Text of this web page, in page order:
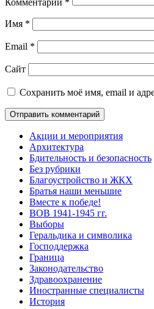
Комментарий *
Имя *
Email *
Сайт
Сохранить моё имя, email и
Акции и мероприятия
Архитектура
Бдительность и безопасность
Без рубрики
Благоустройство и ЖКХ
Братья наши меньшие
Вместе к победе!
ВОВ 1941-1945 гг.
Выборы
Геральдика и символика
Господдержка
Граница
Законодательство
Здравоохранение
Иностранные специалисты
История